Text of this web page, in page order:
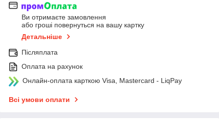
Ви отримаєте замовлення
або гроші повернуться на вашу картку
Детальніше
Післяплата
Оплата на рахунок
Онлайн-оплата карткою Visa, Mastercard - LiqPay
Всі умови оплати